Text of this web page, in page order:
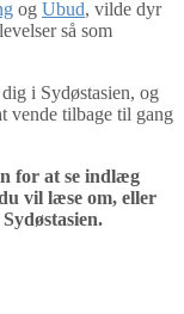
og Ubud, vilde dyr
så som
i Sydøstasien, og
vende tilbage til gang
for at se indlæg
vil læse om, eller